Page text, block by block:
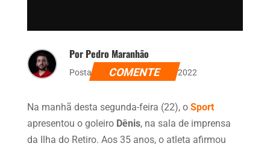
Por Pedro Maranhão
Postado dia 22 de agosto de 2022
COMENTE
Na manhã desta segunda-feira (22), o Sport
apresentou o goleiro Dênis, na sala de imprensa
da Ilha do Retiro. Aos 35 anos, o atleta afirmou